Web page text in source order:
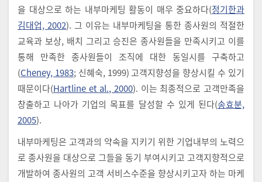
을 대상으로 하는 내부마케팅 활동이 매우 중요하다(정기한과
김대업, 2002). 그 이유는 내부마케팅을 통한 종사원의 적절한
교육과 보상, 배치 그리고 승진은 종사원들을 만족시키고 이를
통해 만족한 종사원들이 조직에 대한 동일시를 구축하고
(Cheney, 1983; 신혜숙, 1999) 고객지향성을 향상시킬 수 있기
때문이다(Hartline et al., 2000). 이는 최종적으로 고객만족을
창출하고 나아가 기업의 목표를 달성할 수 있게 된다(송효분,
2005).
내부마케팅은 고객과의 약속을 지키기 위한 기업내부의 노력으
로 종사원을 대상으로 그들을 동기 부여시키고 고객지향적으로
개발하여 종사원의 고객 서비스수준을 향상시키고자 하는 마케